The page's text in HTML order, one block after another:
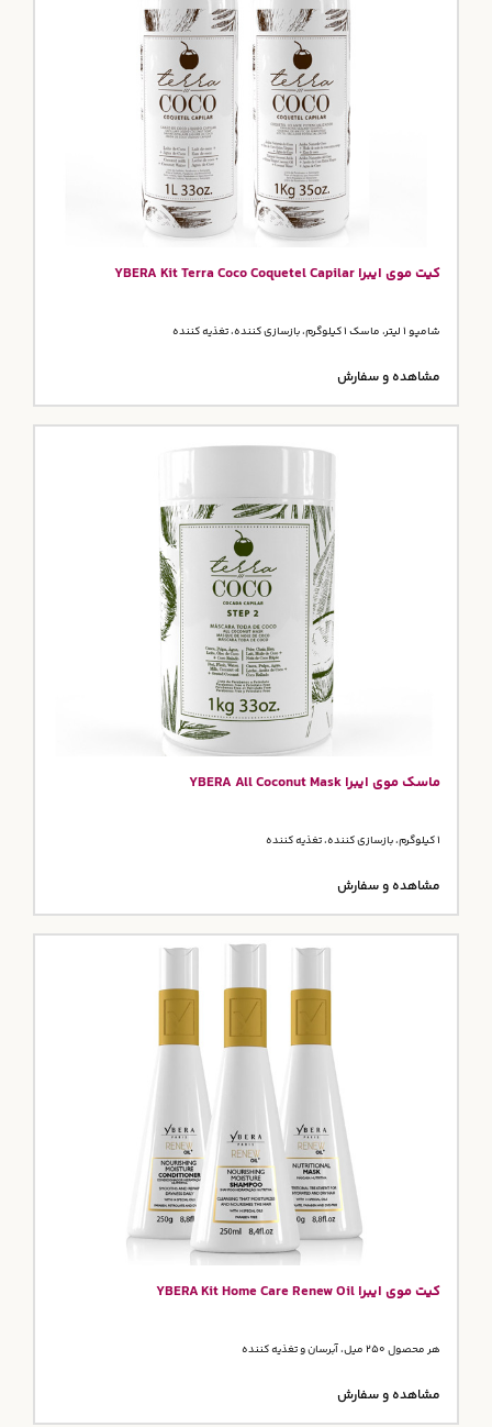
کیت موی ایبرا YBERA Kit Terra Coco Coquetel Capilar
شامپو 1 لیتر، ماسک 1 کیلوگرم، بازسازی کننده، تغذیه کننده
مشاهده و سفارش
ماسک موی ایبرا YBERA All Coconut Mask
1 کیلوگرم، بازسازی کننده، تغذیه کننده
مشاهده و سفارش
کیت موی ایبرا YBERA Kit Home Care Renew Oil
هر محصول 250 میل، آبرسان و تغذیه کننده
مشاهده و سفارش